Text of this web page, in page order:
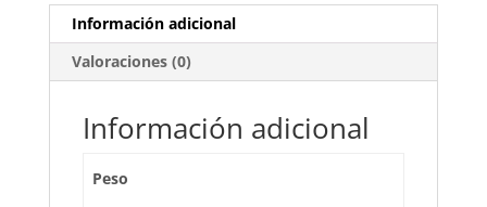
Información adicional
Valoraciones (0)
Información adicional
Peso